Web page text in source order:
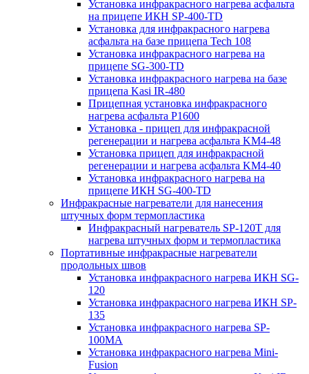
Установка инфракрасного нагрева асфальта
на прицепе ИКН SP-400-TD
Установка для инфракрасного нагрева
асфальта на базе прицепа Tech 108
Установка инфракрасного нагрева на
прицепе SG-300-TD
Установка инфракрасного нагрева на базе
прицепа Kasi IR-480
Прицепная установка инфракрасного
нагрева асфальта P1600
Установка - прицеп для инфракрасной
регенерации и нагрева асфальта KM4-48
Установка прицеп для инфракрасной
регенерации и нагрева асфальта KM4-40
Установка инфракрасного нагрева на
прицепе ИКН SG-400-TD
Инфракрасные нагреватели для нанесения
штучных форм термопластика
Инфракрасный нагреватель SP-120T для
нагрева штучных форм и термопластика
Портативные инфракрасные нагреватели
продольных швов
Установка инфракрасного нагрева ИКН SG-
120
Установка инфракрасного нагрева ИКН SP-
135
Установка инфракрасного нагрева SP-
100МА
Установка инфракрасного нагрева Mini-
Fusion